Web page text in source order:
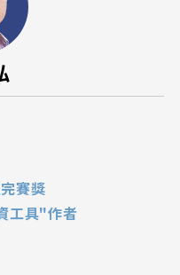
賽獎
工具"作者